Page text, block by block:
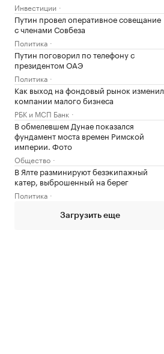
Инвестиции
Путин провел оперативное совещание
с членами Совбеза
Политика
Путин поговорил по телефону с
президентом ОАЭ
Политика
Как выход на фондовый рынок изменил
компании малого бизнеса
РБК и МСП Банк
В обмелевшем Дунае показался
фундамент моста времен Римской
империи. Фото
Общество
В Ялте разминируют безэкипажный
катер, выброшенный на берег
Политика
Загрузить еще